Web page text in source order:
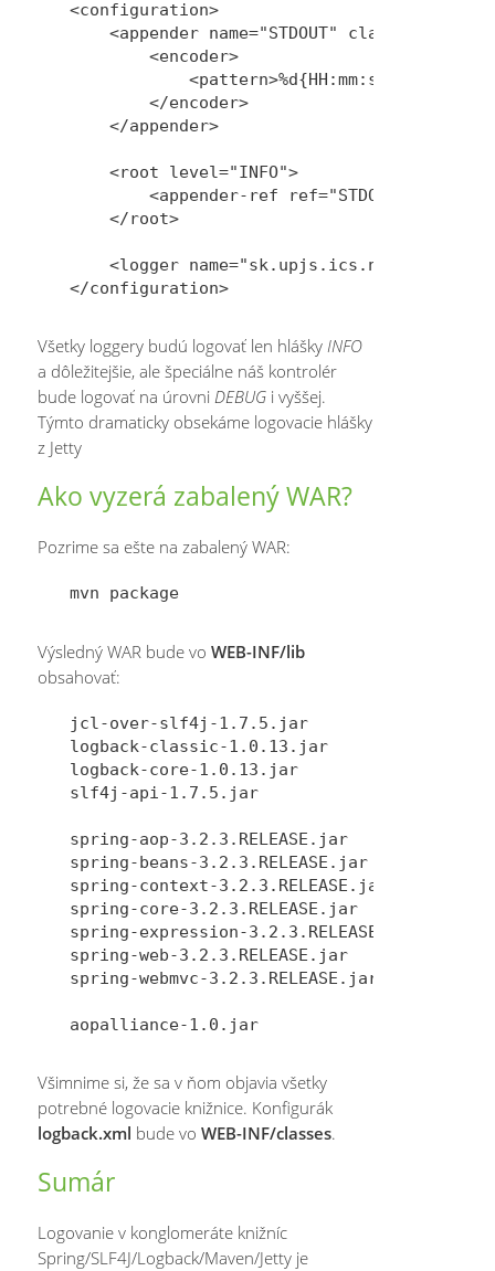
<configuration>
<appender name="STDOUT"
        <encoder>
<pattern>%d{HH:mm:ss.SSS}
        </encoder>
    </appender>
    <root level="INFO">
        <appender-ref ref="STDOUT" />
    </root>
<logger
Všetky loggery budú logovať len hlášky INFO
a dôležitejšie, ale špeciálne náš kontrolér
bude logovať na úrovni DEBUG i vyššej.
Týmto dramaticky obsekáme logovacie hlášky
z Jetty
Ako vyzerá zabalený WAR?
Pozrime sa ešte na zabalený WAR:
Výsledný WAR bude voWEB-INF/lib
obsahovať:
jcl-over-slf4j-1.7.5.jar
logback-classic-1.0.13.jar
logback-core-1.0.13.jar
slf4j-api-1.7.5.jar
spring-aop-3.2.3.RELEASE.jar
spring-beans-3.2.3.RELEASE.jar
spring-context-3.2.3.RELEASE.jar
spring-core-3.2.3.RELEASE.jar
spring-expression-3.2.3.RELEASE.jar
spring-web-3.2.3.RELEASE.jar
spring-webmvc-3.2.3.RELEASE.jar
Všimnime si, že sa v ňom objavia všetky
potrebné logovacie knižnice. Konfigurák
logback.xml bude voWEB-INF/classes.
Sumár
Logovanie v konglomeráte knižníc
Spring/SLF4J/Logback/Maven/Jetty je